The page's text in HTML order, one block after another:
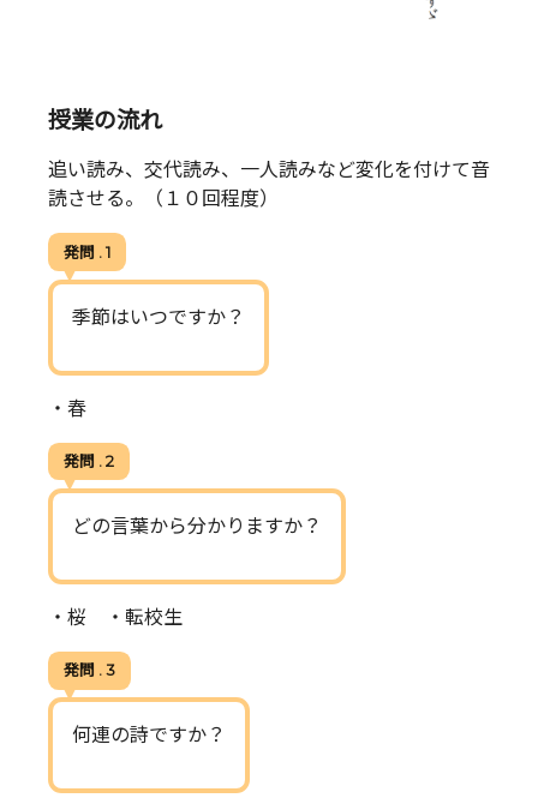
授業の流れ
追い読み、交代読み、一人読みなど変化を付けて音
読させる。（１０回程度）
発問 . 1
季節はいつですか？
・春
発問 . 2
どの言葉から分かりますか？
・桜 ・転校生
発問 . 3
何連の詩ですか？